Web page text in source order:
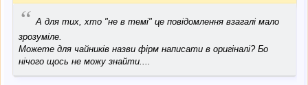
“ А для тих, хто "не в темі" це повідомлення взагалі мало
зрозуміле.
Можете для чайників назви фірм написати в оригіналі? Бо
нічого щось не можу знайти....